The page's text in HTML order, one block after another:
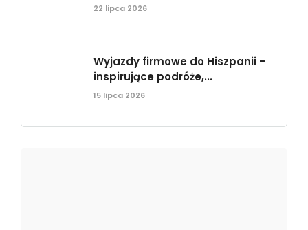
22 lipca 2026
Wyjazdy firmowe do Hiszpanii –
inspirujące podróże,...
15 lipca 2026